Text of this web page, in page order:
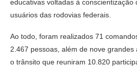
educativas voltadas à conscientização
usuários das rodovias federais.
Ao todo, foram realizados 71
2.467 pessoas, além de nove
o trânsito que reuniram 10.820